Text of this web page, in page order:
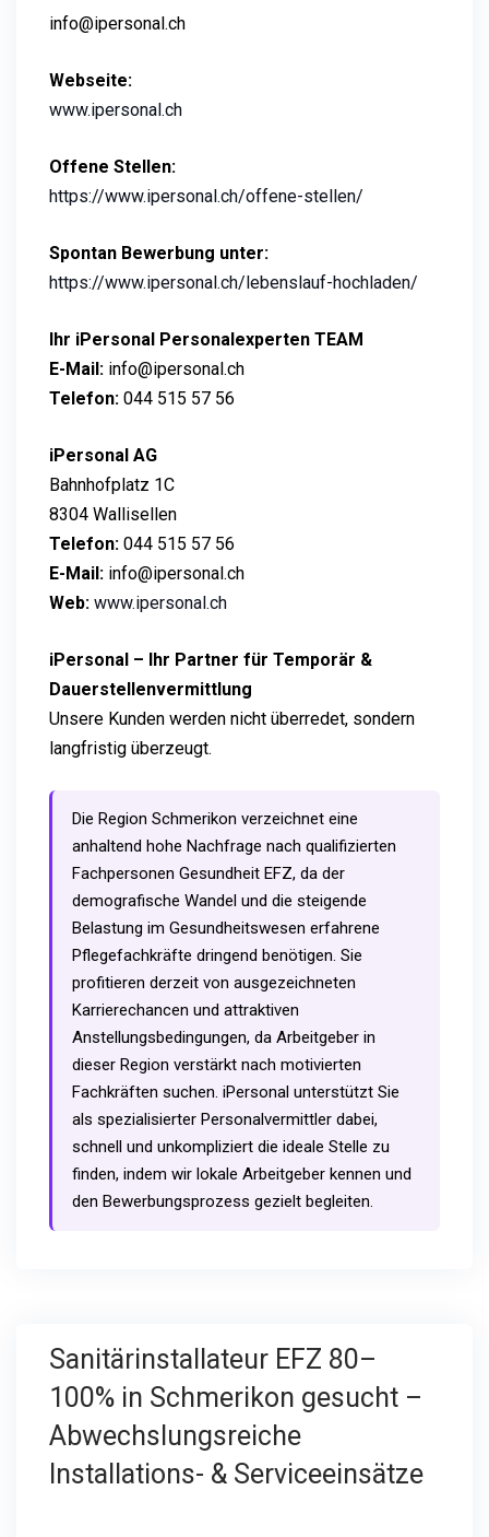
info@ipersonal.ch
Webseite:
www.ipersonal.ch
Offene Stellen:
https://www.ipersonal.ch/offene-stellen/
Spontan Bewerbung unter:
https://www.ipersonal.ch/lebenslauf-hochladen/
Ihr iPersonal Personalexperten TEAM
E-Mail: info@ipersonal.ch
Telefon: 044 515 57 56
iPersonal AG
Bahnhofplatz 1C
8304 Wallisellen
Telefon: 044 515 57 56
E-Mail: info@ipersonal.ch
Web: www.ipersonal.ch
iPersonal – Ihr Partner für Temporär &
Dauerstellenvermittlung
Unsere Kunden werden nicht überredet, sondern
langfristig überzeugt.
Die Region Schmerikon verzeichnet eine
anhaltend hohe Nachfrage nach qualifizierten
Fachpersonen Gesundheit EFZ, da der
demografische Wandel und die steigende
Belastung im Gesundheitswesen erfahrene
Pflegefachkräfte dringend benötigen. Sie
profitieren derzeit von ausgezeichneten
Karrierechancen und attraktiven
Anstellungsbedingungen, da Arbeitgeber in
dieser Region verstärkt nach motivierten
Fachkräften suchen. iPersonal unterstützt Sie
als spezialisierter Personalvermittler dabei,
schnell und unkompliziert die ideale Stelle zu
finden, indem wir lokale Arbeitgeber kennen und
den Bewerbungsprozess gezielt begleiten.
Sanitärinstallateur EFZ 80–
100% in Schmerikon gesucht –
Abwechslungsreiche
Installations- & Serviceeinsätze